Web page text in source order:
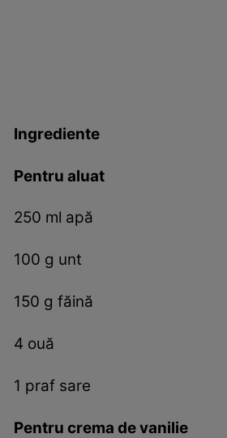
Ingrediente
Pentru aluat
250 ml apă
100 g unt
150 g făină
4 ouă
1 praf sare
Pentru crema de vanilie